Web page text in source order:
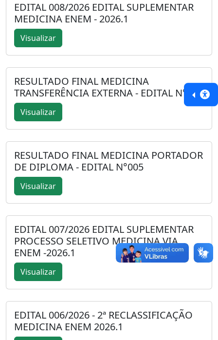
EDITAL 008/2026 EDITAL SUPLEMENTAR
MEDICINA ENEM - 2026.1
Visualizar
RESULTADO FINAL MEDICINA
TRANSFERÊNCIA EXTERNA - EDITAL N°005
Visualizar
RESULTADO FINAL MEDICINA PORTADOR
DE DIPLOMA - EDITAL N°005
Visualizar
EDITAL 007/2026 EDITAL SUPLEMENTAR
PROCESSO SELETIVO MEDICINA VIA
ENEM -2026.1
Visualizar
EDITAL 006/2026 - 2ª RECLASSIFICAÇÃO
MEDICINA ENEM 2026.1